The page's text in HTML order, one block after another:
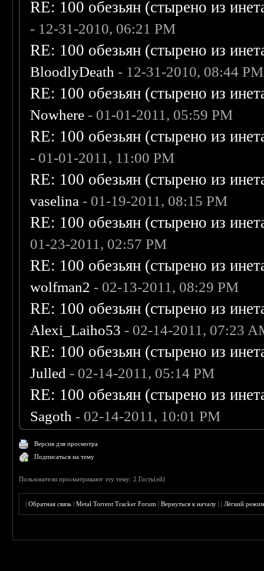
RE: 100 обезьян (стырено из
- 12-31-2010, 06:21 PM
RE: 100 обезьян (стырено из
BloodlyDeath - 12-31-2010, 08:44 PM
RE: 100 обезьян (стырено из
Nowhere - 01-01-2011, 05:59 PM
RE: 100 обезьян (стырено из
- 01-01-2011, 11:00 PM
RE: 100 обезьян (стырено из
vaselina - 01-19-2011, 08:15 PM
RE: 100 обезьян (стырено из
01-23-2011, 02:57 PM
RE: 100 обезьян (стырено из
wolfman2 - 02-13-2011, 08:29 PM
RE: 100 обезьян (стырено из
Alexi_Laiho53 - 02-14-2011, 07:23
RE: 100 обезьян (стырено из
Julled - 02-14-2011, 05:14 PM
RE: 100 обезьян (стырено из
Sagoth - 02-14-2011, 10:01 PM
Версия для просмотра
Подписаться на тему
Пользователи просматривают эту тему: 2 Гость(ей)
|Обратная связь |Metal Torrent Tracker Forum |Вернуться к началу ||Лёгкий